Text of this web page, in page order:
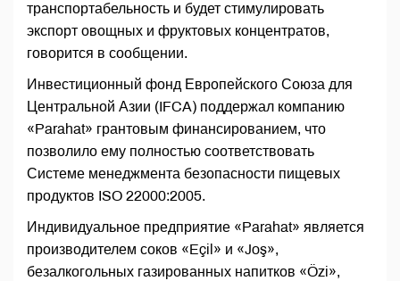
транспортабельность и будет стимулировать
экспорт овощных и фруктовых концентратов,
говорится в сообщении.
Инвестиционный фонд Европейского Союза для
Центральной Азии (IFCA) поддержал компанию
«Parahat» грантовым финансированием, что
позволило ему полностью соответствовать
Системе менеджмента безопасности пищевых
продуктов ISO 22000:2005.
Индивидуальное предприятие «Parahat» является
производителем соков «Eçil» и «Joş»,
безалкогольных газированных напитков «Özi»,